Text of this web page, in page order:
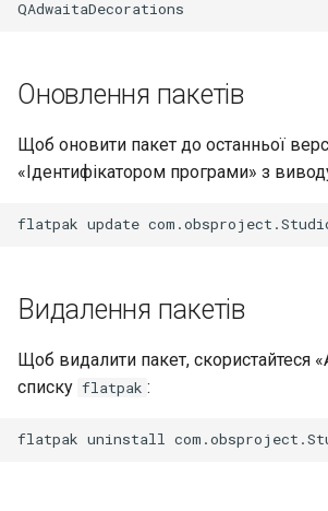
Оновлення пакетів
Щоб оновити пакет до останньої
«Ідентифікатором програми» з
flatpak update
Видалення пакетів
Щоб видалити пакет, скористайтеся
списку flatpak :
flatpak uninstall